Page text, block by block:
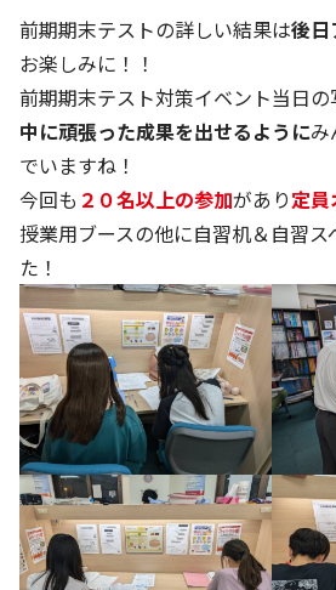
前期期末テストの詳しい結果は後日
お楽しみに！！
前期期末テスト対策イベント当日の
中に頑張った成果を出せるように
でいますね！
今回も ２０名以上の参加があり定員
授業用ブースの他に自習机＆自習ス
た！